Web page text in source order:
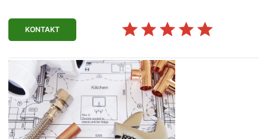
KONTAKT